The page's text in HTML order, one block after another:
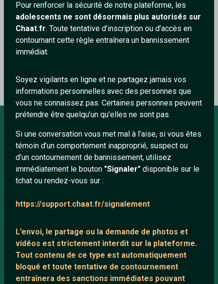
Pour renforcer la sécurité de notre plateforme, les
adolescents ne sont désormais plus autorisés sur
Chaat.fr. Toute tentative d’inscription ou d’accès en
contournant cette règle entraînera un bannissement
immédiat.
Soyez vigilants en ligne et ne partagez jamais vos
informations personnelles avec des personnes que
vous ne connaissez pas. Certaines personnes peuvent
prétendre être quelqu’un qu’elles ne sont pas.
Si une conversation vous met mal à l’aise, si vous êtes
témoin d’un comportement inapproprié, suspect ou
d’un contournement de bannissement, utilisez
immédiatement le bouton "Signaler" disponible sur le
tchat ou rendez-vous sur :
https://support.chaat.fr/signalement
L’envoi, le partage ou la demande de photos et
vidéos est strictement interdit sur la plateforme.
Tout contenu de ce type est automatiquement
bloqué et toute tentative de contournement
entraînera des sanctions immédiates pouvant
Ajouter un commentaire (0) Tchatter
À PROPOS
Conditions générales
Protection mineurs
Blog
Salons de discussion